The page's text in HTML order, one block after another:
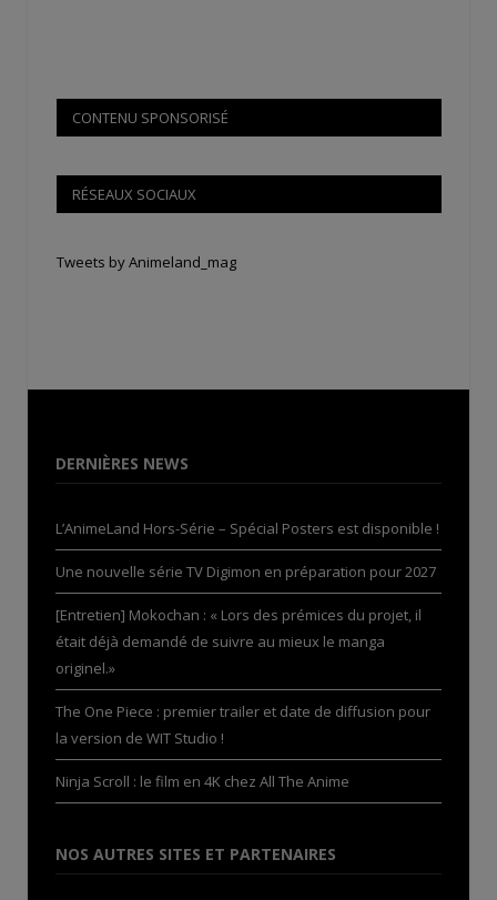
CONTENU SPONSORISÉ
RÉSEAUX SOCIAUX
Tweets by Animeland_mag
DERNIÈRES NEWS
L’AnimeLand Hors-Série – Spécial Posters est disponible !
Une nouvelle série TV Digimon en préparation pour 2027
[Entretien] Mokochan : « Lors des prémices du projet, il
était déjà demandé de suivre au mieux le manga
originel.»
The One Piece : premier trailer et date de diffusion pour
la version de WIT Studio !
Ninja Scroll : le film en 4K chez All The Anime
NOS AUTRES SITES ET PARTENAIRES